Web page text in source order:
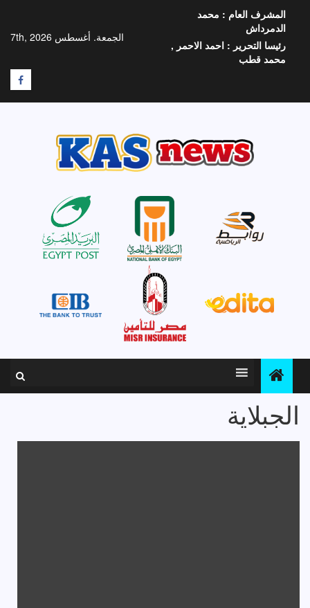
المحتوى
الجمعة. أغسطس 7th, 2026
المشرف العام : محمد
الدمرداش
رئيسا التحرير : احمد الاحمر ,
محمد قطب
F
الجبلاية